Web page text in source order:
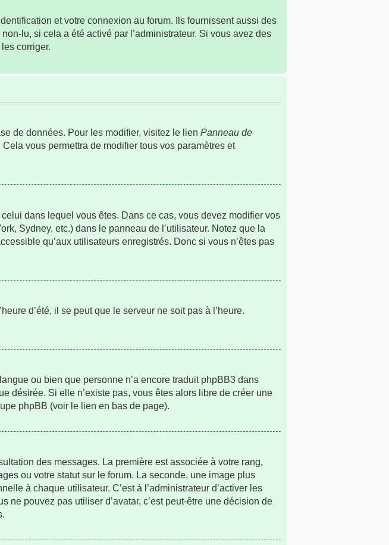
et votre connexion au forum. Ils fournissent aussi des
lu, si cela a été activé par l’administrateur. Si vous avez des
corriger.
de données. Pour les modifier, visitez le lien Panneau de
vous permettra de modifier tous vos paramètres et
dans lequel vous êtes. Dans ce cas, vous devez modifier vos
Sydney, etc.) dans le panneau de l’utilisateur. Notez que la
qu’aux utilisateurs enregistrés. Donc si vous n’êtes pas
d’été, il se peut que le serveur ne soit pas à l’heure.
ou bien que personne n’a encore traduit phpBB3 dans
désirée. Si elle n’existe pas, vous êtes alors libre de créer une
phpBB (voir le lien en bas de page).
des messages. La première est associée à votre rang,
ou votre statut sur le forum. La seconde, une image plus
à chaque utilisateur. C’est à l’administrateur d’activer les
pouvez pas utiliser d’avatar, c’est peut-être une décision de